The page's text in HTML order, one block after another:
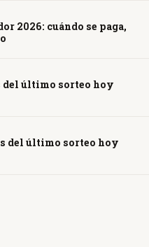
2026: cuándo se paga,
del último sorteo hoy
del último sorteo hoy